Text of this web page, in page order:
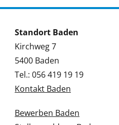
Standort Baden
Kirchweg 7
5400 Baden
Tel.: 056 419 19 19
Kontakt Baden
Bewerben Baden